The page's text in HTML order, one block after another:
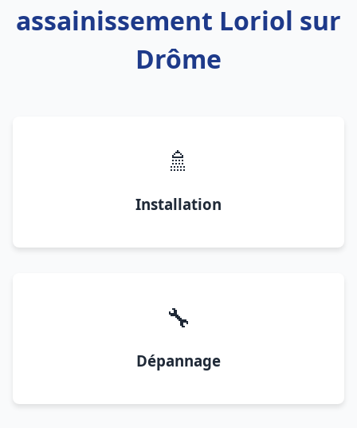
assainissement Loriol sur
Drôme
🚿
Installation
🔧
Dépannage